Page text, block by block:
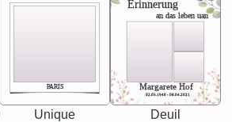
PARIS
Unique
Erinnerung
an das leben uan
Margarete Hof
02.05.1940 - 08.04.2021
Deuil